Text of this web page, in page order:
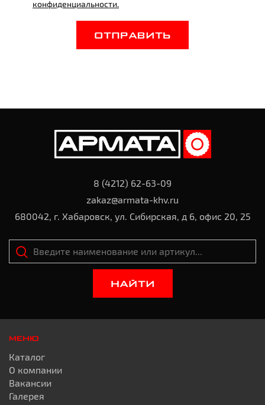
конфиденциальности.
ОТПРАВИТЬ
8 (4212) 62-63-09
zakaz@armata-khv.ru
680042, г. Хабаровск, ул. Сибирская, д 6, офис 20, 25
НАЙТИ
МЕНЮ
Каталог
О компании
Вакансии
Галерея